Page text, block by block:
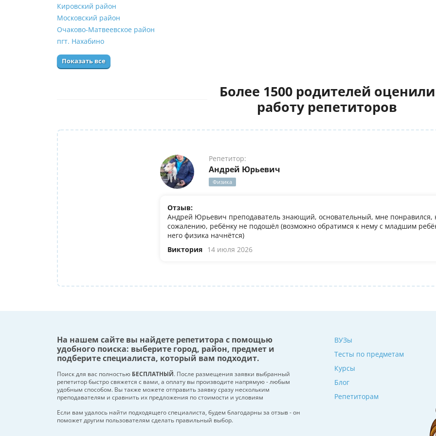
Кировский район
Московский район
Очаково-Матвеевское район
пгт. Нахабино
Показать все
Более 1500 родителей оценили
работу репетиторов
Репетитор:
Андрей Юрьевич
Физика
Отзыв:
Андрей Юрьевич преподаватель знающий, основательный, мне понравился,
сожалению, ребёнку не подошёл (возможно обратимся к нему с младшим
него физика начнётся)
Виктория 14 июля 2026
На нашем сайте вы найдете репетитора с помощью
удобного поиска: выберите город, район, предмет и
подберите специалиста, который вам подходит.
Поиск для вас полностью БЕСПЛАТНЫЙ. После размещения заявки выбранный
репетитор быстро свяжется с вами, а оплату вы производите напрямую - любым
удобным способом. Вы также можете отправить заявку сразу нескольким
преподавателям и сравнить их предложения по стоимости и условиям
Если вам удалось найти подходящего специалиста, будем благодарны за отзыв - он
поможет другим пользователям сделать правильный выбор.
ВУЗы
Тесты по предметам
Курсы
Блог
Репетиторам